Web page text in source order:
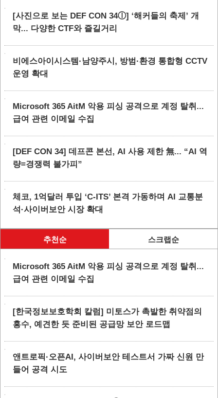
[사진으로 보는 DEF CON 34ⓛ] ‘해커들의 축제’ 개
막... 다양한 CTF와 즐길거리
비에스아이시스템·남양주시, 방범·환경 통합형 CCTV
운영 확대
Microsoft 365 AitM 악용 피싱 공격으로 계정 탈취...
급여 관련 이메일 수집
[DEF CON 34] 데프콘 본선, AI 사용 제한 無... “AI 역
량=경쟁력 불가피”
체코, 1억달러 투입 ‘C-ITS’ 본격 가동하며 AI 교통분
석·사이버보안 시장 확대
추천순 스크랩순
Microsoft 365 AitM 악용 피싱 공격으로 계정 탈취...
급여 관련 이메일 수집
[한국정보보호학회 칼럼] 미토스가 촉발한 취약점의
홍수, 예견한 듯 준비된 공급망 보안 로드맵
앤트로픽·오픈AI, 사이버보안 테스트서 가짜 신원 만
들어 공격 시도